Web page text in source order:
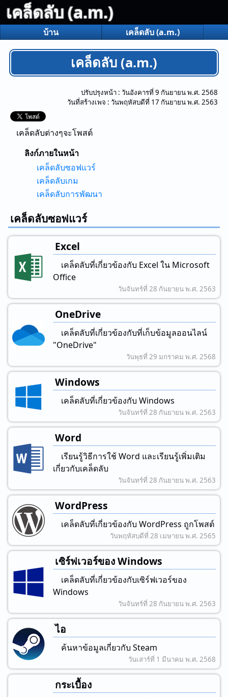
เคล็ดลับ (a.m.)
บ้าน เคล็ดลับ (a.m.)
เคล็ดลับ (a.m.)
ปรับปรุงหน้า : วันอังคารที่ 9 กันยายน พ.ศ. 2568
วันที่สร้างเพจ : วันพฤหัสบดีที่ 17 กันยายน พ.ศ. 2563
เคล็ดลับต่างๆจะโพสต์
ลิงก์ภายในหน้า
เคล็ดลับซอฟแวร์
เคล็ดลับเกม
เคล็ดลับการพัฒนา
เคล็ดลับซอฟแวร์
Excel
เคล็ดลับที่เกี่ยวข้องกับ Excel ใน Microsoft
Office
วันจันทร์ที่ 28 กันยายน พ.ศ. 2563
OneDrive
เคล็ดลับที่เกี่ยวข้องกับที่เก็บข้อมูลออนไลน์
"OneDrive"
วันพุธที่ 29 มกราคม พ.ศ. 2568
Windows
เคล็ดลับที่เกี่ยวข้องกับ Windows
วันจันทร์ที่ 28 กันยายน พ.ศ. 2563
Word
เรียนรู้วิธีการใช้ Word และเรียนรู้เพิ่มเติม
เกี่ยวกับเคล็ดลับ
วันจันทร์ที่ 28 กันยายน พ.ศ. 2563
WordPress
เคล็ดลับที่เกี่ยวข้องกับ WordPress ถูกโพสต์
วันพฤหัสบดีที่ 28 เมษายน พ.ศ. 2565
เซิร์ฟเวอร์ของ Windows
เคล็ดลับที่เกี่ยวข้องกับเซิร์ฟเวอร์ของ
Windows
วันจันทร์ที่ 28 กันยายน พ.ศ. 2563
ไอ
ค้นหาข้อมูลเกี่ยวกับ Steam
วันเสาร์ที่ 1 มีนาคม พ.ศ. 2568
กระเบื้อง